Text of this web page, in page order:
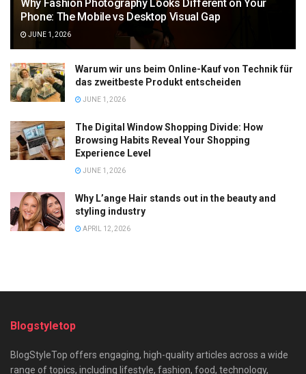
Why Fashion Photography Looks Different on Your
Phone: The Mobile vs Desktop Visual Gap
JUNE 1, 2026
Warum wir uns beim Online-Kauf von Technik für
das zweitbeste Produkt entscheiden
JUNE 1, 2026
The Digital Window Shopping Divide: How
Browsing Habits Reveal Your Shopping
Experience Level
JUNE 1, 2026
Why L’ange Hair stands out in the beauty and
styling industry
APRIL 12, 2026
Blogstyletop
BlogStyleTop offers engaging, high-quality articles across a wide
range of topics, including lifestyle, fashion, food, technology,